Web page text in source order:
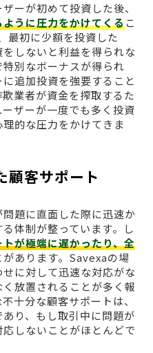
ーが初めて投資した後、
うに圧力をかけてくるこ
最初に少額を投資した
しないと利益を得られな
別なボーナスが得られ
追加投資を強要すること
業者が資金を搾取するた
ザーが一度でも多く投資
的な圧力をかけてきま
顧客サポート
題に直面した際に迅速か
体制が整っています。し
トが極端に遅かったり、全
あります。Savexaの場
に対して迅速な対応がな
放置されることが多く報
十分な顧客サポートは、
り、もし取引中に問題が
しないことがほとんどで